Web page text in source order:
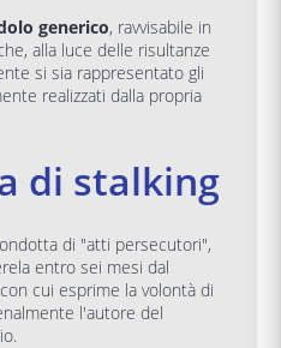
generico, ravvisabile in
alla luce delle risultanze
si sia rappresentato gli
realizzati dalla propria
di stalking
di "atti persecutori",
entro sei mesi dal
cui esprime la volontà di
l'autore del